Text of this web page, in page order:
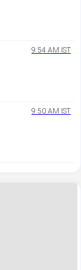
9:54 AM IST
9:50 AM IST